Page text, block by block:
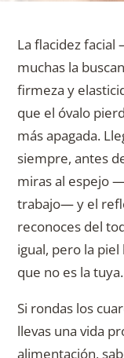
La flacidez facial
muchas la
firmeza y
que el óvalo
más apagada.
siempre, antes
miras al espejo
trabajo— y el
reconoces del
igual, pero la
que no es la tuya.
Si rondas los
llevas una vida
alimentación,